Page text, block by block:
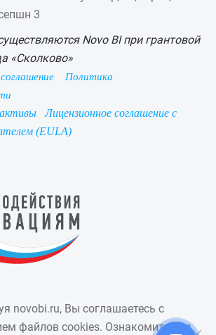
novobi.ru, Вы соглашаетесь с
файлов cookies. Ознакомиться с
3
Novo BI при грантовой
«Сколково»
Политика
Лицензионное соглашение с
(EULA)